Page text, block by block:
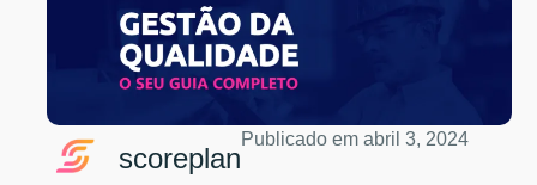
scoreplan
Publicado em abril 3, 2024